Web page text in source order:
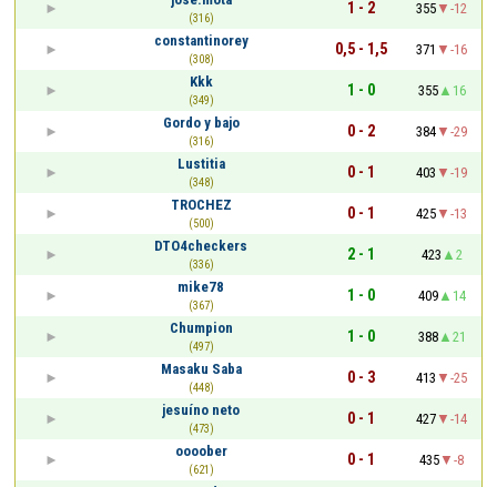
(316)
1 - 2 355
-12
constantinorey
(308)
0,5 - 1,5 371
-16
Kkk
(349)
1 - 0 355
16
Gordo y bajo
(316)
0 - 2 384
-29
Lustitia
(348)
0 - 1 403
-19
TROCHEZ
(500)
0 - 1 425
-13
DTO4checkers
(336)
2 - 1 423
2
mike78
(367)
1 - 0 409
14
Chumpion
(497)
1 - 0 388
21
Masaku Saba
(448)
0 - 3 413
-25
jesuíno neto
(473)
0 - 1 427
-14
oooober
(621)
0 - 1 435
-8